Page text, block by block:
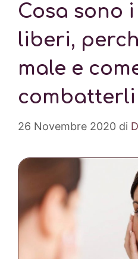
Cosa sono
liberi,
male e
combatterli
26 Novembre 2020 di